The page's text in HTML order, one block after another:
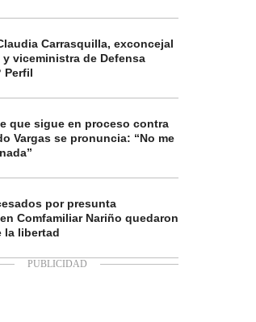
Carrasquilla, exconcejal
viceministra de Defensa
Perfil
que sigue en proceso contra
Vargas se pronuncia: “No me
por presunta
Comfamiliar Nariño quedaron
la libertad